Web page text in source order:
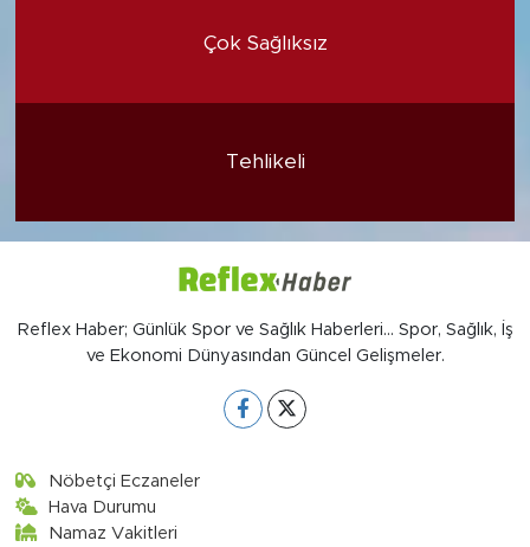
Çok Sağlıksız
Tehlikeli
Reflex Haber; Günlük Spor ve Sağlık Haberleri... Spor, Sağlık, İş
ve Ekonomi Dünyasından Güncel Gelişmeler.
Nöbetçi Eczaneler
Hava Durumu
Namaz Vakitleri